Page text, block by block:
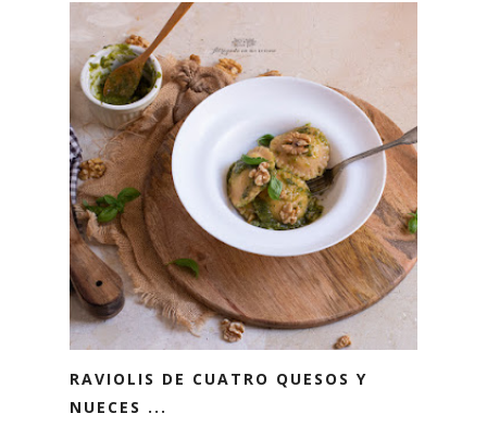
RAVIOLIS DE CUATRO QUESOS Y
NUECES ...